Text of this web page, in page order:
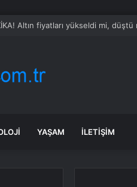
Altın fiyatları yükseldi mi, düştü
YAŞAM İLETIŞIM